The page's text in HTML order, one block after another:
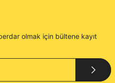
olmak için bültene kayıt